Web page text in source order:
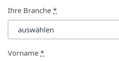
Ihre Branche *
Vorname *